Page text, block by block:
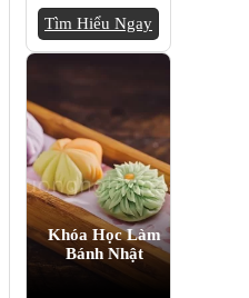
Tìm Hiểu Ngay
Khóa Học Làm
Bánh Nhật